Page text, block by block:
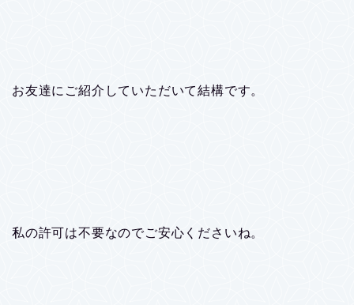
お友達にご紹介していただいて結構です。
私の許可は不要なのでご安心くださいね。